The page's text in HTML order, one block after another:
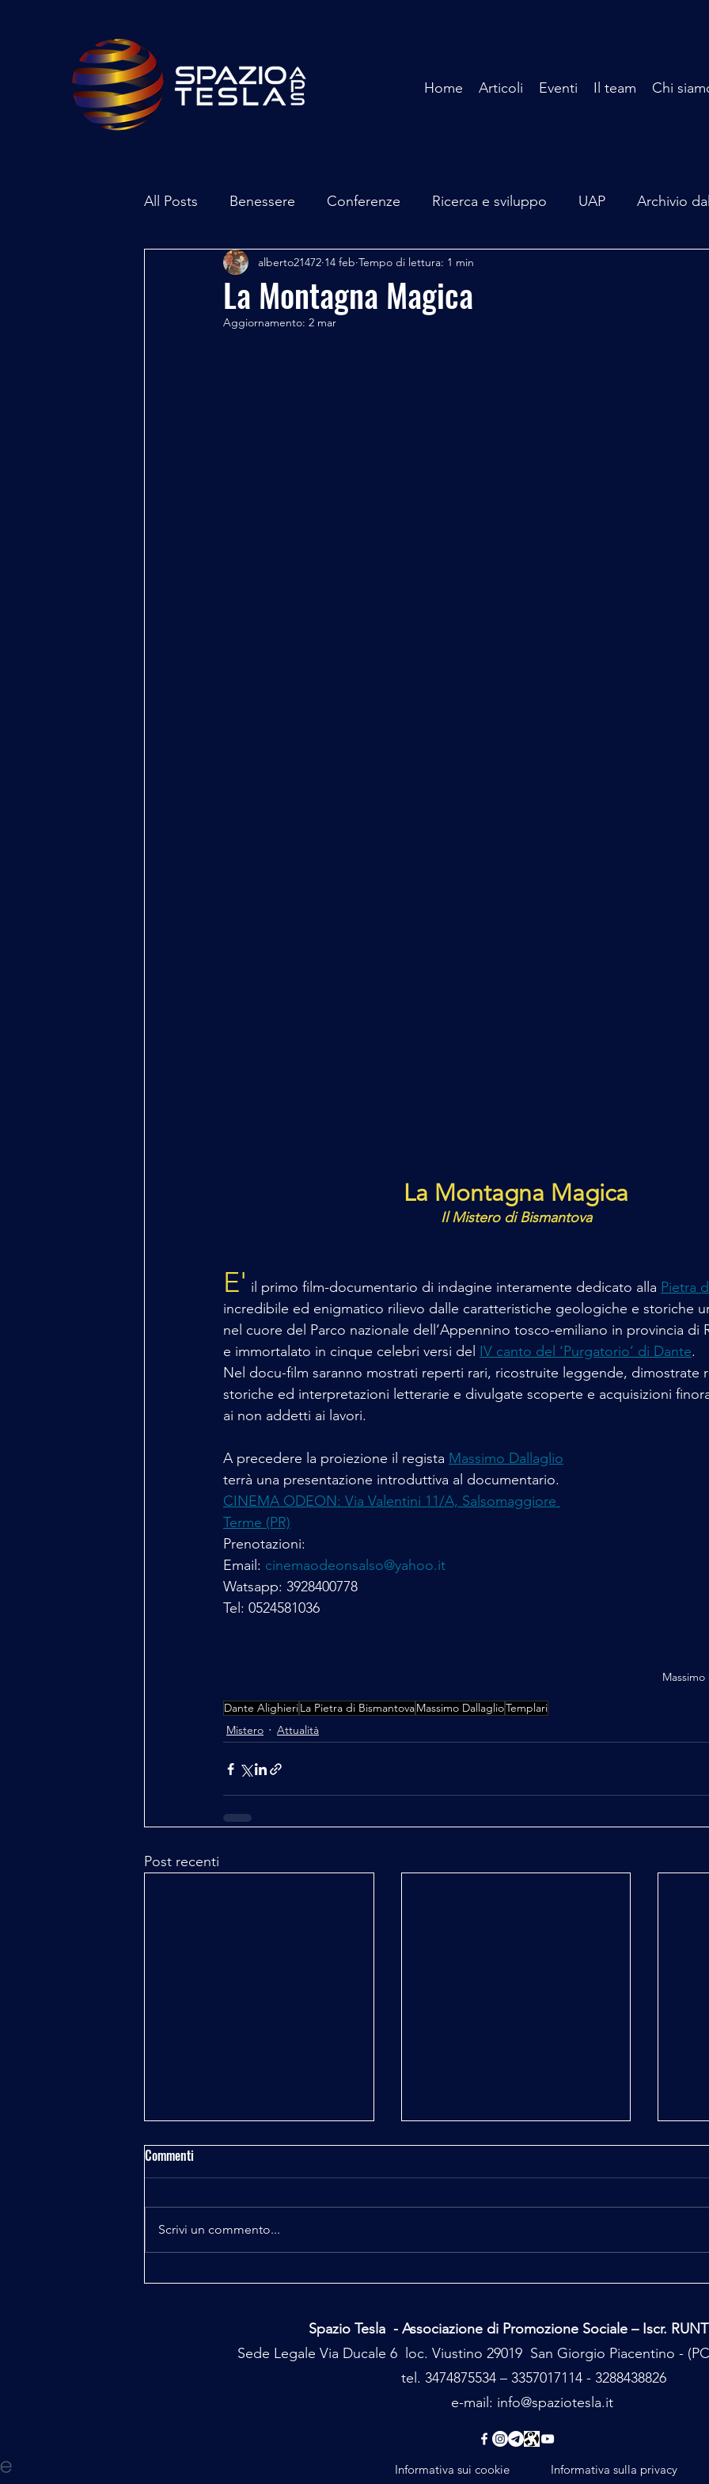
Home Articoli Eventi Il team Chi
All Posts Benessere Conferenze Ricerca e sviluppo UAP Archivio
Ambiente Inchieste - Interviste Mare Mediterraneo
Archeoastronomia Attualità
La Montagna Magica
alberto21472 14 feb Tempo di lettura: 1 min
Aggiornamento: 2 mar
La Montagna Magica
Il Mistero di Bismantova
E' il primo film-documentario di indagine interamente dedicato alla Pietra
incredibile ed enigmatico rilievo dalle caratteristiche geologiche e storiche
nel cuore del Parco nazionale dell’Appennino tosco-emiliano in provincia di
e immortalato in cinque celebri versi del IV canto del ‘Purgatorio’ di Dante.
Nel docu-film saranno mostrati reperti rari, ricostruite leggende, dimostrate
storiche ed interpretazioni letterarie e divulgate scoperte e acquisizioni
ai non addetti ai lavori.
Massimo
A precedere la proiezione il regista Massimo Dallaglio
terrà una presentazione introduttiva al documentario.
CINEMA ODEON: Via Valentini 11/A, Salsomaggiore
Terme (PR)
Prenotazioni:
Email: cinemaodeonsalso@yahoo.it
Watsapp: 3928400778
Tel: 0524581036
Dante AlighieriLa Pietra di BismantovaMassimo DallaglioTemplari
Mistero
Attualità
Post recenti
Majorana e Pelizza il Codice
La Strega di Baratti a Bobbio
Commenti
Scrivi un commento...
Spazio Tesla - Associazione di Promozione Sociale – Iscr.
Sede Legale Via Ducale 6 loc. Viustino 29019 San Giorgio Piacentino -
tel. 3474875534 – 3357017114 - 3288438826
e-mail: info@spaziotesla.it
Informativa sui cookie Informativa sulla privacy